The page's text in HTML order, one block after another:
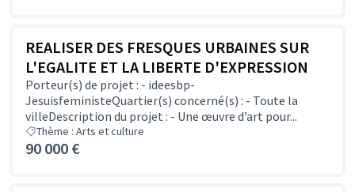
REALISER DES FRESQUES URBAINES SUR
L'EGALITE ET LA LIBERTE D'EXPRESSION
Porteur(s) de projet : - ideesbp-
JesuisfeministeQuartier(s) concerné(s) : - Toute la
villeDescription du projet : - Une œuvre d’art pour...
Thème : Arts et culture
90 000 €